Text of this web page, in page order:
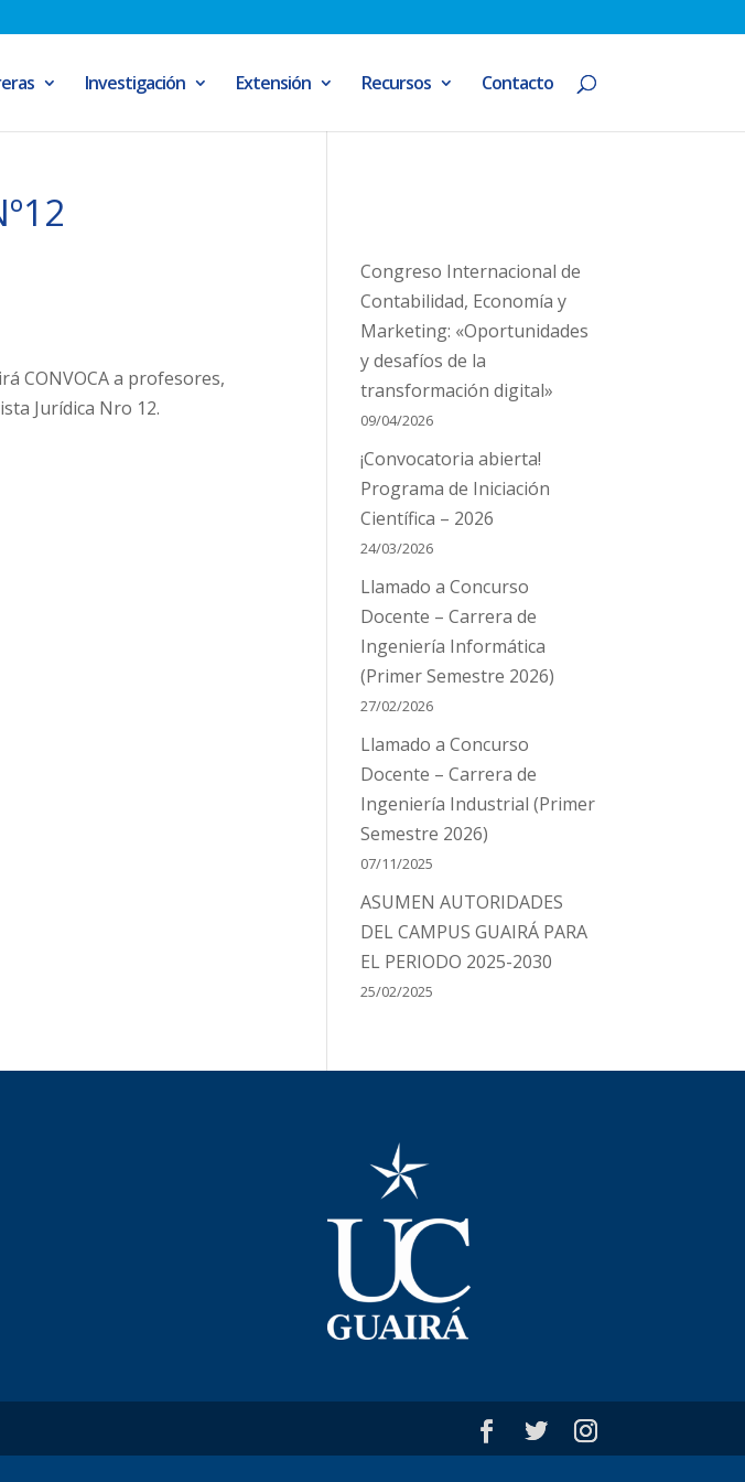
Investigación Extensión Recursos Contacto
CONVOCA a profesores,
Jurídica Nro 12.
Congreso Internacional de
Contabilidad, Economía y
Marketing: «Oportunidades
y desafíos de la
transformación digital»
09/04/2026
¡Convocatoria abierta!
Programa de Iniciación
Científica – 2026
24/03/2026
Llamado a Concurso
Docente – Carrera de
Ingeniería Informática
(Primer Semestre 2026)
27/02/2026
Llamado a Concurso
Docente – Carrera de
Ingeniería Industrial (Primer
Semestre 2026)
07/11/2025
ASUMEN AUTORIDADES
DEL CAMPUS GUAIRÁ PARA
EL PERIODO 2025-2030
25/02/2025